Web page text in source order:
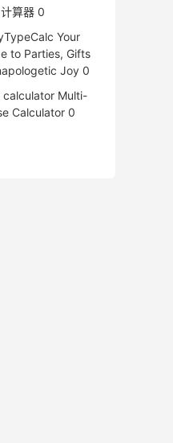
算器 0
Your
to Parties, Gifts
Joy 0
calculator Multi-
Calculator 0